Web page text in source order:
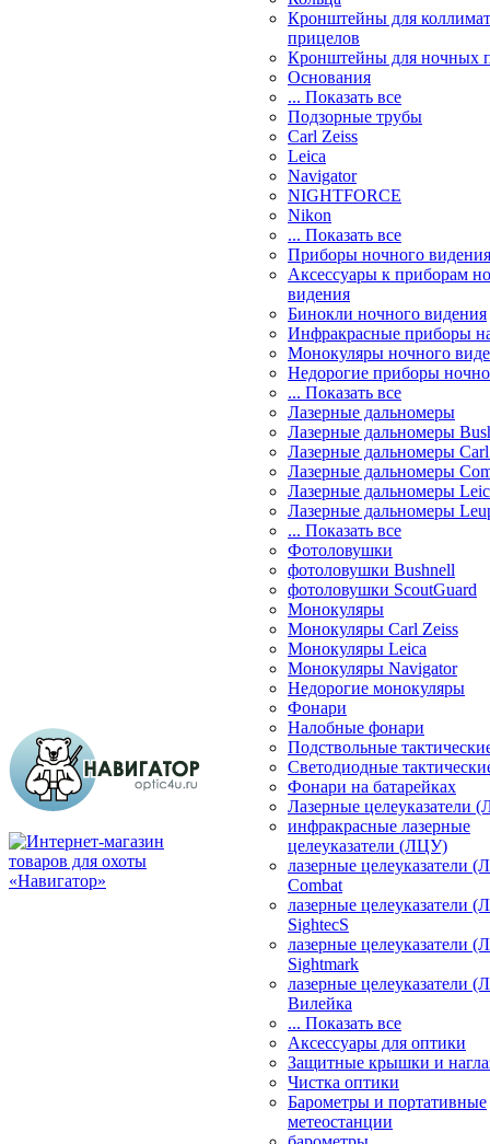
Кронштейны для
прицелов
Кронштейны для ночных
Основания
... Показать все
Подзорные трубы
Carl Zeiss
Leica
Navigator
NIGHTFORCE
Nikon
... Показать все
Приборы ночного видения
Аксессуары к приборам
видения
Бинокли ночного видения
Инфракрасные приборы
Монокуляры ночного
Недорогие приборы
... Показать все
Лазерные дальномеры
Лазерные дальномеры
Лазерные дальномеры
Лазерные дальномеры
Лазерные дальномеры
Лазерные дальномеры
... Показать все
Фотоловушки
фотоловушки Bushnell
фотоловушки ScoutGuard
Монокуляры
Монокуляры Carl Zeiss
Монокуляры Leica
Монокуляры Navigator
Недорогие монокуляры
Фонари
Налобные фонари
Подствольные
Светодиодные
Фонари на батарейках
Лазерные целеуказатели
инфракрасные лазерные
целеуказатели (ЛЦУ)
лазерные целеуказатели
Combat
лазерные целеуказатели
SightecS
лазерные целеуказатели
Sightmark
лазерные целеуказатели
Вилейка
... Показать все
Аксессуары для оптики
Защитные крышки и
Чистка оптики
Барометры и портативные
метеостанции